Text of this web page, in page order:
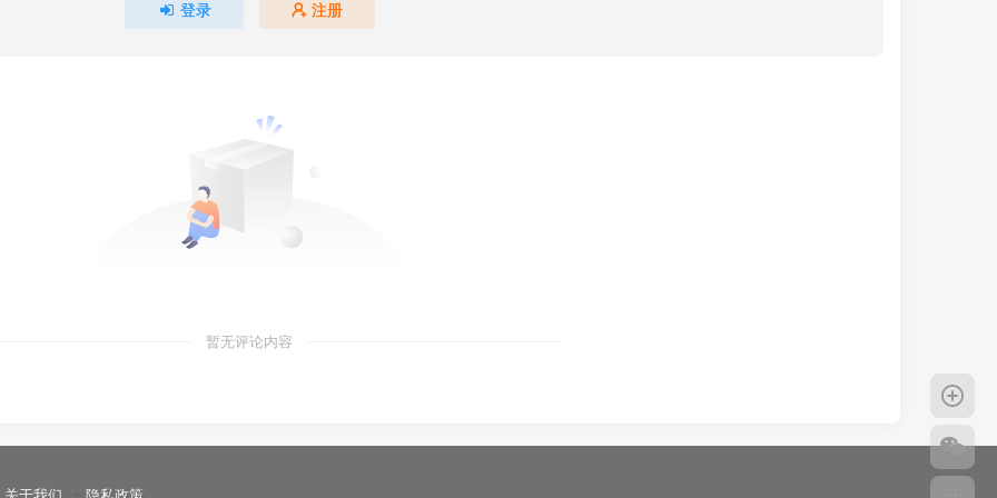
登录 注册
暂无评论内容